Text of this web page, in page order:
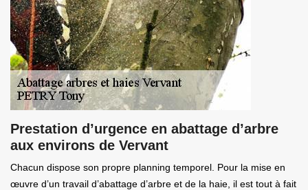
Prestation d’urgence en abattage d’arbre
aux environs de Vervant
Chacun dispose son propre planning temporel. Pour la mise en
œuvre d’un travail d’abattage d’arbre et de la haie, il est tout à fait